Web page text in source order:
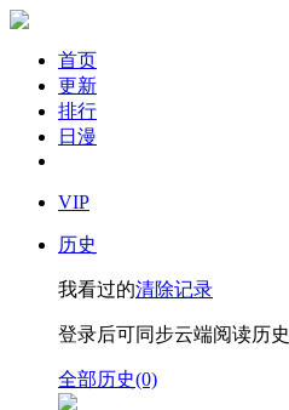
首页
更新
排行
日漫
VIP
历史
我看过的清除记录
登录后可同步云端阅读历史
全部历史(0)